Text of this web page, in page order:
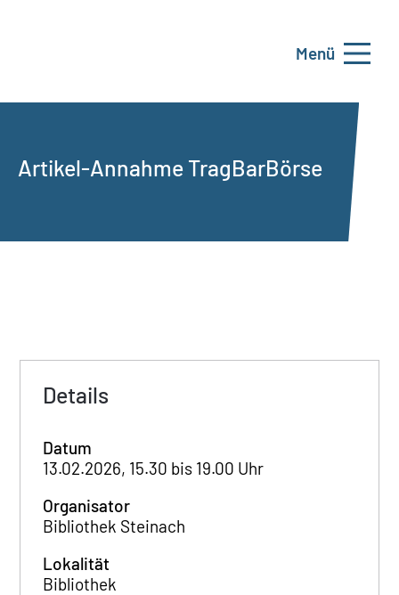
Menü
Artikel-Annahme TragBarBörse
Details
Datum
13.02.2026, 15.30 bis 19.00 Uhr
Organisator
Bibliothek Steinach
Lokalität
Bibliothek